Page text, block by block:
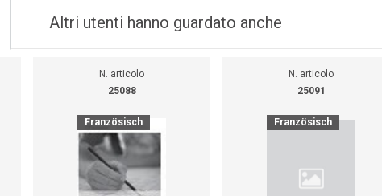
Altri utenti hanno guardato anche
N. articolo
25088
Französisch
N. articolo
25091
Französisch